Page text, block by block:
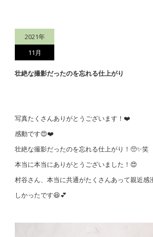
2021年
11月
壮絶な撮影だったのを忘れる仕上がり
写真たくさんありがとうございます！❤️
感動です😍❤️
壮絶な撮影だったのを忘れる仕上がり！🥺✨笑
本当に本当にありがとうございました！😍
村谷さん、本当に共通がたくさんあって親近感
しかったです😆💕